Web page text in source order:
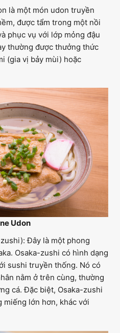
là một món udon truyền
được tẩm trong một nồi
phục vụ với lớp mỏng đậu
thường được thưởng thức
(gia vị bảy mùi) hoặc
Udon
Đây là một phong
Osaka-zushi có hình dạng
sushi truyền thống. Nó có
nằm ở trên cùng, thường
cá. Đặc biệt, Osaka-zushi
miếng lớn hơn, khác với